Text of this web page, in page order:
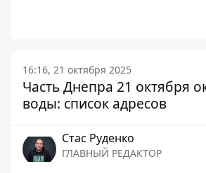
16:16, 21 октября 2025
Часть Днепра 21 октября
воды: список адресов
Стаc Руденко
ГЛАВНЫЙ РЕДАКТОР